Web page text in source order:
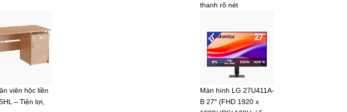
thanh rõ nét
viên hộc liền
– Tiện lợi,
Màn hình LG 27U411A-
B 27″ (FHD 1920 x